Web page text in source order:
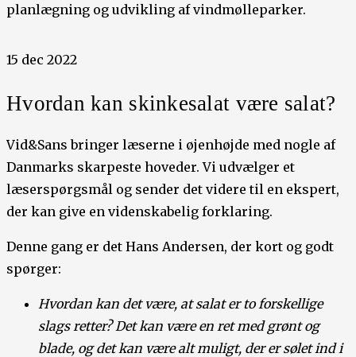
planlægning og udvikling af vindmølleparker.
15 dec 2022
Hvordan kan skinkesalat være salat?
Vid&Sans bringer læserne i øjenhøjde med nogle af
Danmarks skarpeste hoveder. Vi udvælger et
læserspørgsmål og sender det videre til en ekspert,
der kan give en videnskabelig forklaring.
Denne gang er det Hans Andersen, der kort og godt
spørger:
Hvordan kan det være, at salat er to forskellige
slags retter? Det kan være en ret med grønt og
blade, og det kan være alt muligt, der er sølet ind i